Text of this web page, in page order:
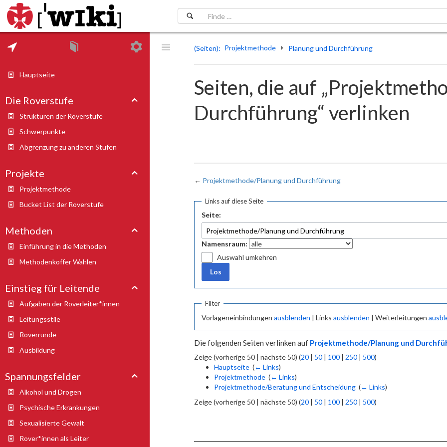
Hauptseite
Die Roverstufe
Strukturen der Roverstufe
Schwerpunkte
Abgrenzung zu anderen Stufen
Projekte
Projektmethode
Bucket List der Roverstufe
Methoden
Einführung in die Methoden
Methodenkoffer Wahlen
Einstieg für Leitende
Aufgaben der Roverleiter*innen
Leitungsstile
Roverrunde
Ausbildung
Spannungsfelder
Alkohol und Drogen
Psychische Erkrankungen
Sexualisierte Gewalt
Rover*innen als Leiter
(Seiten) Projektmethode Planung und Durchführung
Seiten, die auf
Durchführung“ verlinken
← Projektmethode/Planung und Durchführung
Links auf diese Seite
Seite:
Namensraum:
Auswahl umkehren
Filter
Vorlageneinbindungenausblenden | Linksausblenden | Weiterleitungen
Die folgenden Seiten verlinken auf Projektmethode/Planung und
Zeige (vorherige 50 | nächste 50) (20 | 50 | 100 | 250 | 500)
Hauptseite ‎(← Links)
Projektmethode ‎(← Links)
Projektmethode/Beratung und Entscheidung ‎(← Links)
Zeige (vorherige 50 | nächste 50) (20 | 50 | 100 | 250 | 500)